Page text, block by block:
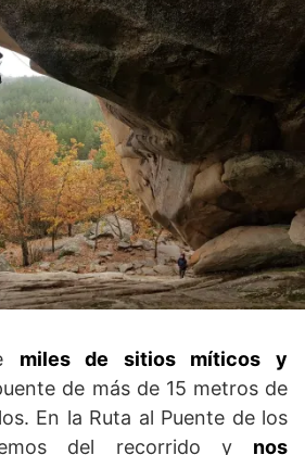
miles de sitios míticos y
de más de 15 metros de
En la Ruta al Puente de los
del recorrido y nos